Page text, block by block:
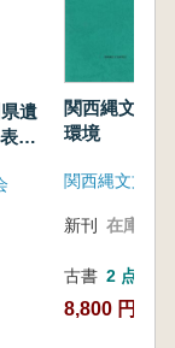
葬馬と牛
代栄一
純之
※約70ペ
会 ※各2ペ
器 石上周
遺
関西縄文人
環境
関西縄文文化
新刊 在庫なし
古書 2 点
8,800 円~